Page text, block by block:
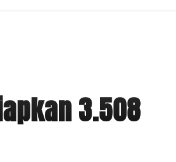
3.508